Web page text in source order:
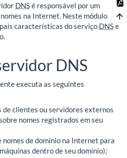
DNSé responsável por um
na Internet. Neste módulo
características do serviço DNSe
DNS
executa as seguintes
de clientes ou servidores externos
nomes registrados em seu
nomes de domínio na Internet para
dentro de seu domínio);